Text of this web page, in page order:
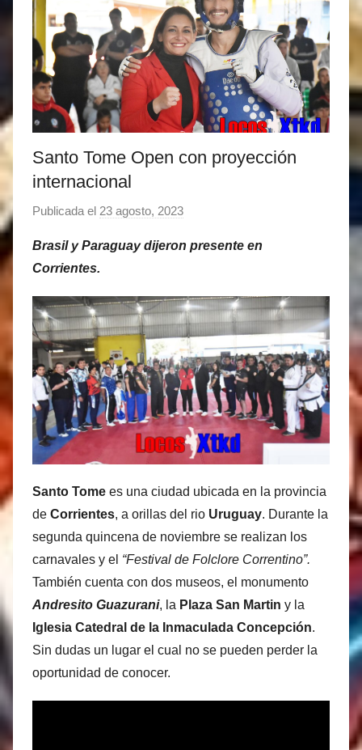
Santo Tome Open con proyección
internacional
Publicada el 23 agosto, 2023
r
a
t
í
a
s
M
a
r
t
Brasil y Paraguay dijeron presente en
Corrientes.
Santo Tome es una ciudad ubicada en la provincia
de Corrientes, a orillas del rio Uruguay. Durante la
segunda quincena de noviembre se realizan los
carnavales y el “Festival de Folclore Correntino”.
También cuenta con dos museos, el monumento
Andresito Guazurani, la Plaza San Martin y la
Iglesia Catedral de la Inmaculada Concepción.
Sin dudas un lugar el cual no se pueden perder la
oportunidad de conocer.